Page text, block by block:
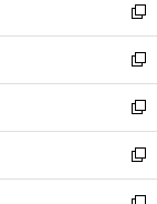
で
開
く
ド
ウ
で
開
く
ィ
ン
ド
ウ
で
開
く
い
ウ
ィ
ン
ド
ウ
で
開
新
し
い
ウ
ィ
ン
ド
ウ
新
し
い
ウ
ィ
ン
新
し
い
ウ
新
し